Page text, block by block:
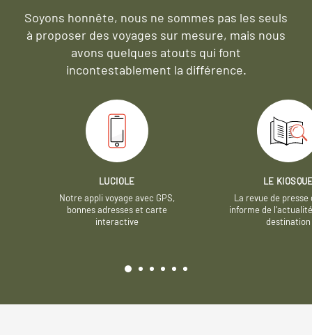
Soyons honnête, nous ne sommes pas les seuls
à proposer des voyages sur mesure, mais nous
avons quelques atouts qui font
incontestablement la différence.
LUCIOLE
Notre appli voyage avec GPS,
bonnes adresses et carte
interactive
LE
La revue de presse
informe de
destination